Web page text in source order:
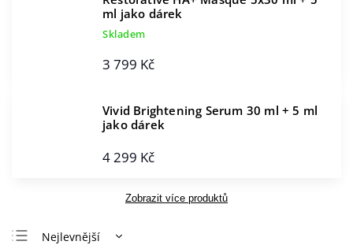
ml jako dárek
Skladem
3 799 Kč
Vivid Brightening Serum 30 ml + 5 ml
jako dárek
4 299 Kč
Zobrazit více produktů
Nejlevnější